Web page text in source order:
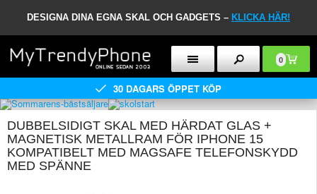
DESIGNA DINA EGNA SKAL OCH GADGETS – KLICKA HÄR!
0
30 DAGARS ÖPPET KÖP
DUBBELSIDIGT SKAL MED HÄRDAT GLAS +
MAGNETISK METALLRAM FÖR IPHONE 15
KOMPATIBELT MED MAGSAFE TELEFONSKYDD
MED SPÄNNE